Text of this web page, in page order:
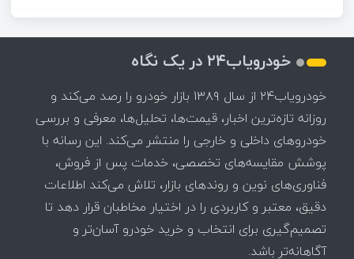
خودرویاب۲۴ در یک نگاه
خودرویاب۲۴ از سال ۱۳۸۹ بازار خودرو را رصد می‌کند و
روزانه تازه‌ترین اخبار، قیمت‌ها، تحلیل‌ها، معرفی و بررسی
خودروهای داخلی و خارجی را منتشر می‌کند. این رسانه با
پوشش مقایسه‌های تخصصی، خدمات پس از فروش،
فناوری‌های نوین و روندهای بازار، تلاش می‌کند اطلاعات
دقیق، معتبر و کاربردی را در اختیار مخاطبان قرار دهد تا
تصمیم‌گیری برای انتخاب و خرید خودرو آسان‌تر و
آگاهانه‌تر باشد.